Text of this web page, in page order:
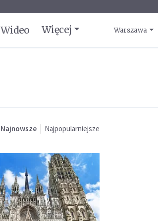
Wideo Więcej Warszawa
Najnowsze Najpopularniejsze